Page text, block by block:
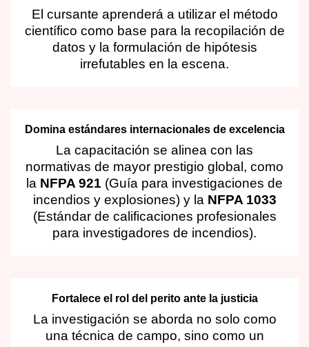
El cursante aprenderá a utilizar el método
científico como base para la recopilación de
datos y la formulación de hipótesis
irrefutables en la escena.
Domina estándares internacionales de excelencia
La capacitación se alinea con las
normativas de mayor prestigio global, como
la NFPA 921 (Guía para investigaciones de
incendios y explosiones) y la NFPA 1033
(Estándar de calificaciones profesionales
para investigadores de incendios).
Fortalece el rol del perito ante la justicia
La investigación se aborda no solo como
una técnica de campo, sino como un